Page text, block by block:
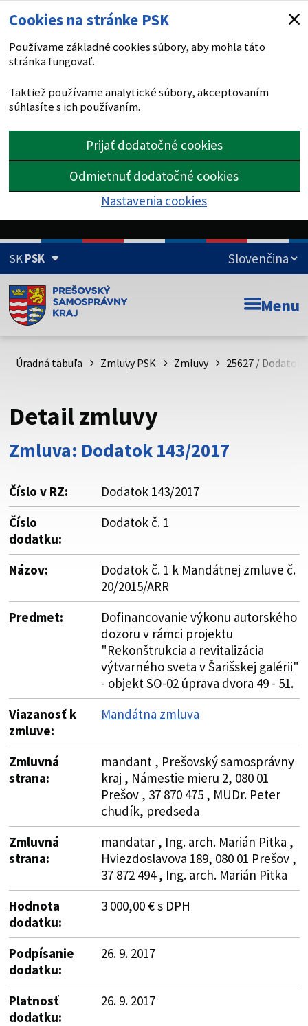
Cookies na stránke PSK
Používame základné cookies súbory, aby mohla táto
stránka fungovať.
Taktiež používame analytické súbory, akceptovaním
súhlasíte s ich používaním.
Prijať dodatočné cookies
Odmietnuť dodatočné cookies
Nastavenia cookies
SKPSK
Doména psk.sk je oficiálna
Toto je oficiálna webová stránka Prešovského
psk.sk.
Buďte pozorní a vždy sa uistite, že zdieľate informácie iba
cez zabezpečenú webovú stránku. Zabezpečená stránka
vždy začína https:// pred názvom domény webového sídla.
Menu
Úradná tabuľa Zmluvy PSK Zmluvy 25627 / Dodatok
Detail zmluvy
Zmluva: Dodatok 143/2017
Číslo v RZ:
Dodatok 143/2017
Číslo
dodatku:
Dodatok č. 1
Názov:
Dodatok č. 1 k Mandátnej zmluve č.
20/2015/ARR
Predmet:
Dofinancovanie výkonu autorského
dozoru v rámci projektu
"Rekonštrukcia a revitalizácia
výtvarného sveta v Šarišskej galérii"
- objekt SO-02 úprava dvora 49 - 51.
Viazanosť k
zmluve:
Mandátna zmluva
Zmluvná
strana:
mandant , Prešovský samosprávny
kraj , Námestie mieru 2, 080 01
Prešov , 37 870 475 , MUDr. Peter
chudík, predseda
Zmluvná
strana:
mandatar , Ing. arch. Marián Pitka ,
Hviezdoslavova 189, 080 01 Prešov ,
37 872 494 , Ing. arch. Marián Pitka
Hodnota
dodatku:
3 000,00 € s DPH
Podpísanie
dodatku:
26. 9. 2017
Platnosť
dodatku:
26. 9. 2017